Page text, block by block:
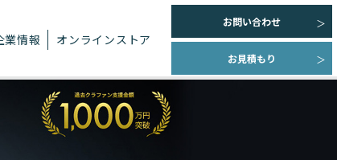
業情報 オンラインストア
お問い合わせ
お見積もり